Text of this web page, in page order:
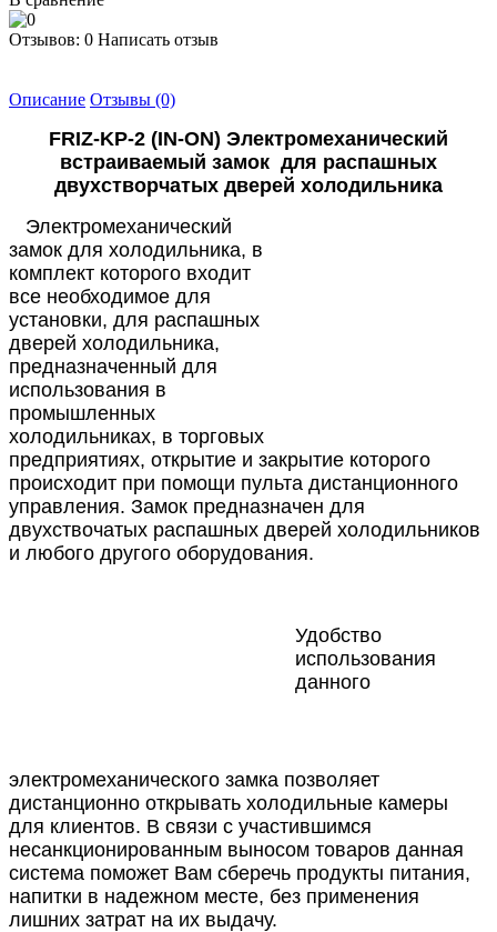
Отзывов: 0 Написать отзыв
Описание Отзывы (0)
FRIZ-KP-2 (IN-ON) Электромеханический
встраиваемый замок для распашных
двухстворчатых дверей холодильника
Электромеханический
замок для холодильника, в
комплект которого входит
все необходимое для
установки, для распашных
дверей холодильника,
предназначенный для
использования в
промышленных
холодильниках, в торговых
предприятиях, открытие и закрытие которого
происходит при помощи пульта дистанционного
управления. Замок предназначен для
двухствочатых распашных дверей холодильников
и любого другого оборудования.
Удобство
использования
данного
электромеханического замка позволяет
дистанционно открывать холодильные камеры
для клиентов. В связи с участившимся
несанкционированным выносом товаров данная
система поможет Вам сберечь продукты питания,
напитки в надежном месте, без применения
лишних затрат на их выдачу.